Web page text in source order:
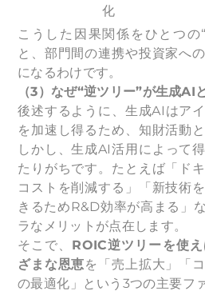
化
こうした因果関係をひとつの
と、部門間の連携や投資家へ
になるわけです。
（3）なぜ“逆ツリー”が生成AI
後述するように、生成AIはア
を加速し得るため、知財活動
しかし、生成AI活用によって
たりがちです。たとえば「ド
コストを削減する」「新技術
きるためR&D効率が高まる」
ラなメリットが点在します。
そこで、 ROIC逆ツリーを使
ざまな恩恵を「売上拡大」「
の最適化」という3つの主要フ